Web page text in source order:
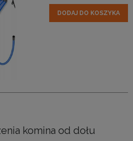
DODAJ DO KOSZYKA
komina od dołu